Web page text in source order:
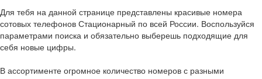
Для тебя на данной странице представлены красивые номера
сотовых телефонов Стационарный по всей России. Воспользуйся
параметрами поиска и обязательно выберешь подходящие для
себя новые цифры.
В ассортименте огромное количество номеров с разными